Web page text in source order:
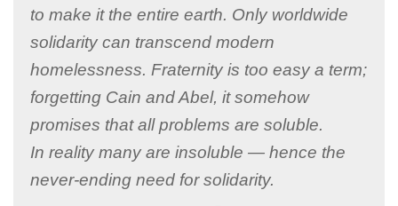
to make it the entire earth. Only worldwide
solidarity can transcend modern
homelessness. Fraternity is too easy a term;
forgetting Cain and Abel, it somehow
promises that all problems are soluble.
In reality many are insoluble — hence the
never-ending need for solidarity.